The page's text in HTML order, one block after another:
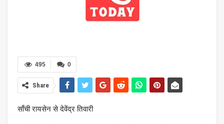
0
495
Share
साँची रायसेन से देवेंद्र तिवारी